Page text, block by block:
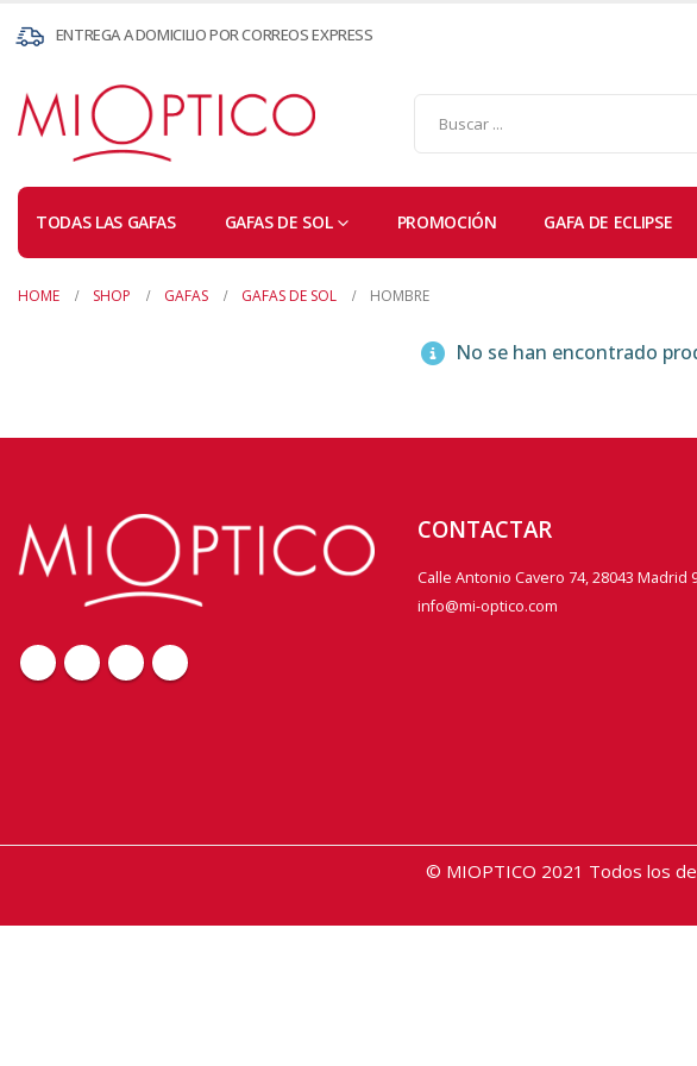
ENTREGA A DOMICILIO POR CORREOS EXPRESS
TODAS LAS GAFAS GAFAS DE SOL PROMOCIÓN GAFA DE ECLIPSE
HOME SHOP GAFAS GAFAS DE SOL HOMBRE
No se han encontrado
CONTACTAR
Calle Antonio Cavero 74, 28043 Madrid
info@mi-optico.com
© MIOPTICO 2021 Todos los